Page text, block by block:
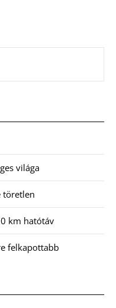
világa
töretlen
km hatótáv
felkapottabb